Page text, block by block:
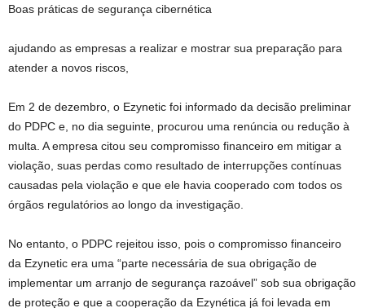
Boas práticas de segurança cibernética
ajudando as empresas a realizar e mostrar sua preparação para
atender a novos riscos,
Em 2 de dezembro, o Ezynetic foi informado da decisão preliminar
do PDPC e, no dia seguinte, procurou uma renúncia ou redução à
multa. A empresa citou seu compromisso financeiro em mitigar a
violação, suas perdas como resultado de interrupções contínuas
causadas pela violação e que ele havia cooperado com todos os
órgãos regulatórios ao longo da investigação.
No entanto, o PDPC rejeitou isso, pois o compromisso financeiro
da Ezynetic era uma “parte necessária de sua obrigação de
implementar um arranjo de segurança razoável” sob sua obrigação
de proteção e que a cooperação da Ezynética já foi levada em